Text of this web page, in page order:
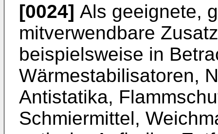
[0024] Als geeignete,
mitverwendbare
beispielsweise in
Wärmestabilisatoren,
Antistatika,
Schmiermittel,